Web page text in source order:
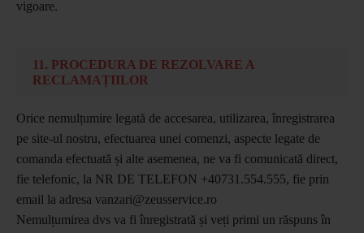
vigoare.
11. PROCEDURA DE REZOLVARE A
RECLAMAȚIILOR
Orice nemulțumire legată de accesarea, utilizarea, înregistrarea
pe site-ul nostru, efectuarea unei comenzi, aspecte legate de
comanda efectuată și alte asemenea, ne va fi comunicată direct,
fie telefonic, la NR DE TELEFON +40731.554.555, fie prin
email la adresa vanzari@zeusservice.ro
Nemulțumirea dvs va fi înregistrată și veți primi un răspuns în